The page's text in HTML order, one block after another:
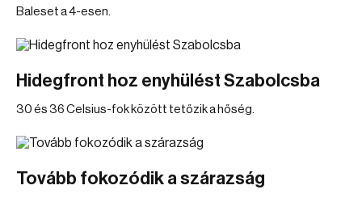
Baleset a 4-esen.
Hidegfront hoz enyhülést Szabolcsba
30 és 36 Celsius-fok között tetőzik a hőség.
Tovább fokozódik a szárazság